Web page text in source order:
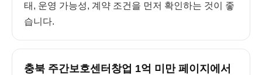
태, 운영 가능성, 계약 조건을 먼저 확인하는 것이 좋
습니다.
충북 주간보호센터창업 1억 미만 페이지에서